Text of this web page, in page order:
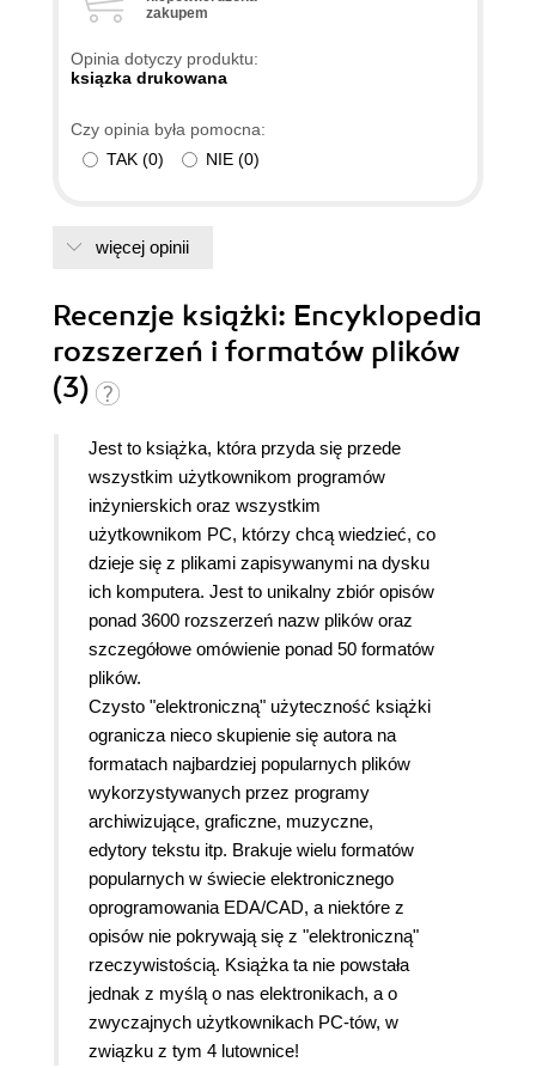
zakupem
Opinia dotyczy produktu:
ksiązka drukowana
Czy opinia była pomocna:
TAK (0) NIE (0)
więcej opinii
Recenzje książki: Encyklopedia
rozszerzeń i formatów plików
(3)
Jest to książka, która przyda się przede
wszystkim użytkownikom programów
inżynierskich oraz wszystkim
użytkownikom PC, którzy chcą wiedzieć, co
dzieje się z plikami zapisywanymi na dysku
ich komputera. Jest to unikalny zbiór opisów
ponad 3600 rozszerzeń nazw plików oraz
szczegółowe omówienie ponad 50 formatów
plików.
Czysto "elektroniczną" użyteczność książki
ogranicza nieco skupienie się autora na
formatach najbardziej popularnych plików
wykorzystywanych przez programy
archiwizujące, graficzne, muzyczne,
edytory tekstu itp. Brakuje wielu formatów
popularnych w świecie elektronicznego
oprogramowania EDA/CAD, a niektóre z
opisów nie pokrywają się z "elektroniczną"
rzeczywistością. Książka ta nie powstała
jednak z myślą o nas elektronikach, a o
zwyczajnych użytkownikach PC-tów, w
związku z tym 4 lutownice!